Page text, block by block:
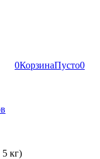
0КорзинаПусто0
кг)